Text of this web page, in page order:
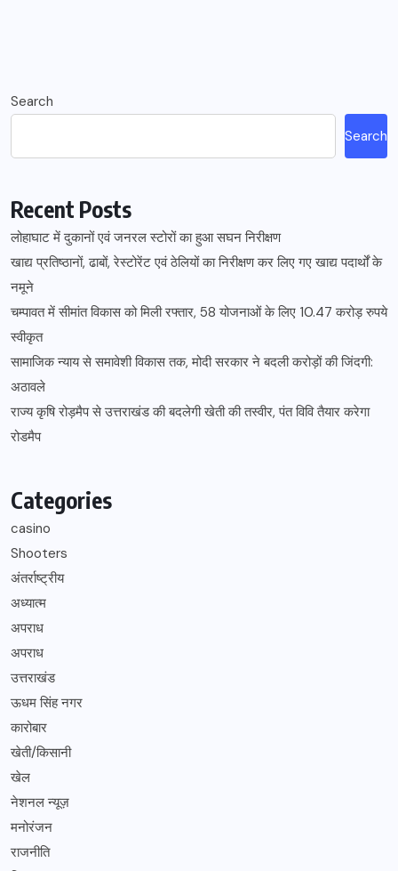
Search
Search
Recent Posts
लोहाघाट में दुकानों एवं जनरल स्टोरों का हुआ सघन निरीक्षण
खाद्य प्रतिष्ठानों, ढाबों, रेस्टोरेंट एवं ठेलियों का निरीक्षण कर लिए गए खाद्य पदार्थों के
नमूने
चम्पावत में सीमांत विकास को मिली रफ्तार, 58 योजनाओं के लिए 10.47 करोड़ रुपये
स्वीकृत
सामाजिक न्याय से समावेशी विकास तक, मोदी सरकार ने बदली करोड़ों की जिंदगी:
अठावले
राज्य कृषि रोड़मैप से उत्तराखंड की बदलेगी खेती की तस्वीर, पंत विवि तैयार करेगा
रोडमैप
Categories
casino
Shooters
अंतर्राष्ट्रीय
अध्यात्म
अपराध
अपराध
उत्तराखंड
ऊधम सिंह नगर
कारोबार
खेती/किसानी
खेल
नेशनल न्यूज़
मनोरंजन
राजनीति